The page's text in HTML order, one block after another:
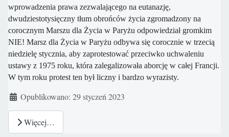
wprowadzenia prawa zezwalającego na eutanazję,
dwudziestotysięczny tłum obrońców życia zgromadzony na
corocznym Marszu dla Życia w Paryżu odpowiedział gromkim
NIE! Marsz dla Życia w Paryżu odbywa się corocznie w trzecią
niedzielę stycznia, aby zaprotestować przeciwko uchwaleniu
ustawy z 1975 roku, która zalegalizowała aborcję w całej Francji.
W tym roku protest ten był liczny i bardzo wyrazisty.
Szczegóły
Opublikowano: 29 styczeń 2023
Więcej…